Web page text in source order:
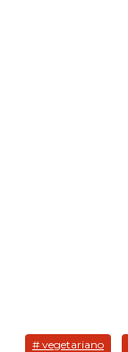
# vegetariano